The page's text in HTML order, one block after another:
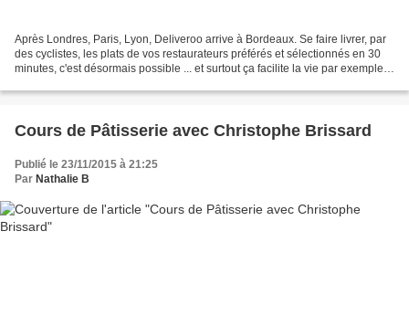
Après Londres, Paris, Lyon, Deliveroo arrive à Bordeaux. Se faire livrer, par
des cyclistes, les plats de vos restaurateurs préférés et sélectionnés en 30
minutes, c'est désormais possible ... et surtout ça facilite la vie par exemple,
Cours de Pâtisserie avec Christophe Brissard
Publié le 23/11/2015 à 21:25
Par Nathalie B